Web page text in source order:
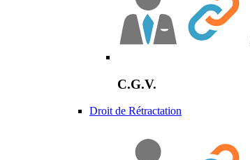
C.G.V.
Droit de Rétractation